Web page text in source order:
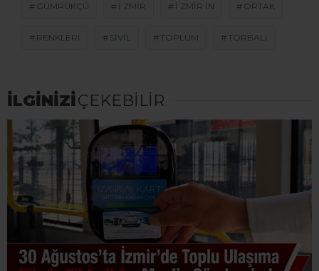
GÜMRÜKÇÜ I ZMIR I ZMIR IN ORTAK
RENKLERI SIVIL TOPLUM TORBALI
İLGİNİZİÇEKEBİLİR